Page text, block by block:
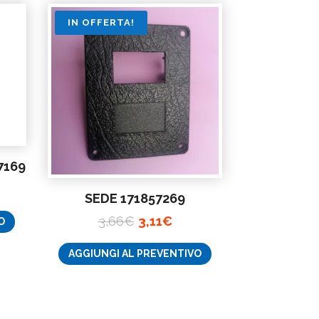
IN OFFERTA!
SEDE 171857269
3,66€ Il
originale
3,11€Il
attuale
AGGIUNGI AL PREVENTIVO